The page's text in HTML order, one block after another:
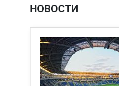
НОВОСТИ